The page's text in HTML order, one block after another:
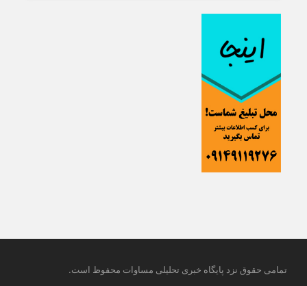
تمامی حقوق نزد پایگاه خبری تحلیلی مساوات محفوظ است.